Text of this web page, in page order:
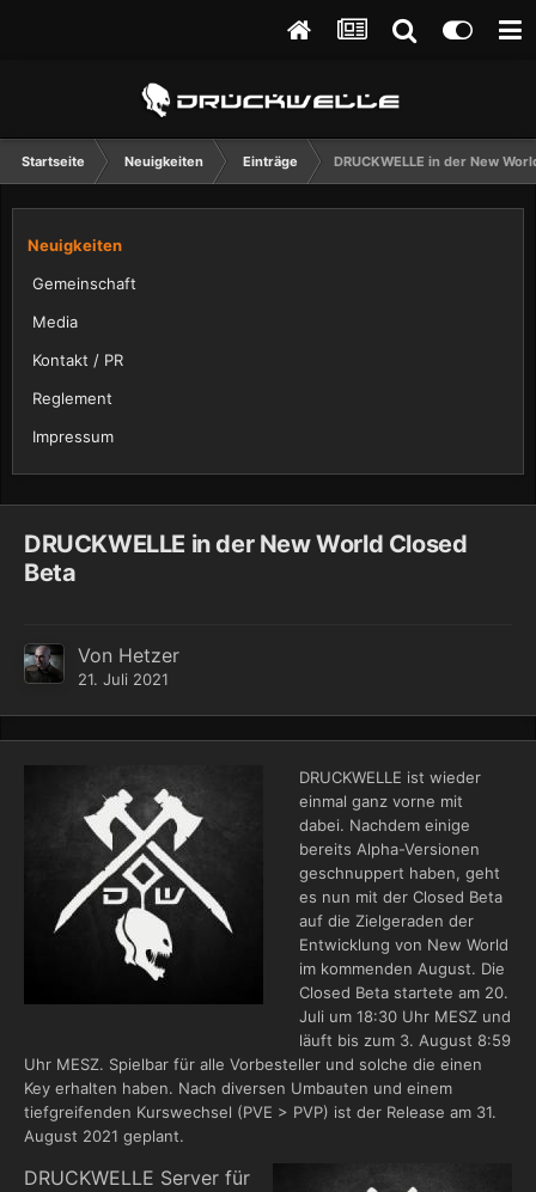
Startseite Neuigkeiten Einträge DRUCKWELLE in der New
Neuigkeiten
Gemeinschaft
Media
Kontakt / PR
Reglement
Impressum
DRUCKWELLE in der New World Closed
Beta
Von Hetzer
21. Juli 2021
DRUCKWELLE ist wieder
einmal ganz vorne mit
dabei. Nachdem einige
bereits Alpha-Versionen
geschnuppert haben, geht
es nun mit der Closed Beta
auf die Zielgeraden der
Entwicklung von New World
im kommenden August. Die
Closed Beta startete am 20.
Juli um 18:30 Uhr MESZ und
läuft bis zum 3. August 8:59
Uhr MESZ. Spielbar für alle Vorbesteller und solche die einen
Key erhalten haben. Nach diversen Umbauten und einem
tiefgreifenden Kurswechsel (PVE > PVP) ist der Release am 31.
August 2021 geplant.
DRUCKWELLE Server für